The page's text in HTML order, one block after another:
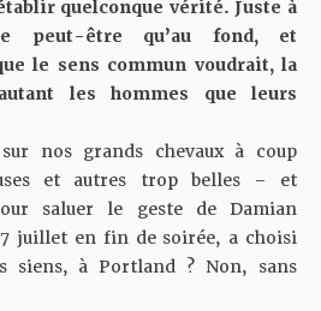
quelconque vérité. Juste à
peut-être qu’au fond, et
le sens commun voudrait, la
les hommes que leurs
nos grands chevaux à coup
et autres trop belles – et
saluer le geste de Damian
juillet en fin de soirée, a choisi
siens, à Portland ? Non, sans